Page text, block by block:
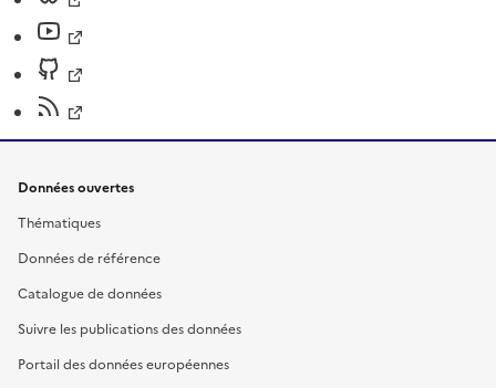
Données ouvertes
Thématiques
Données de référence
Catalogue de données
Suivre les publications des données
Portail des données européennes